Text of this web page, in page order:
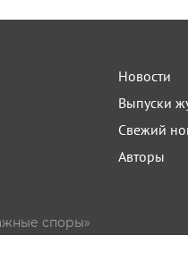
Новости
Выпуски
Свежий
Авторы
споры»
от 06.08.2021.